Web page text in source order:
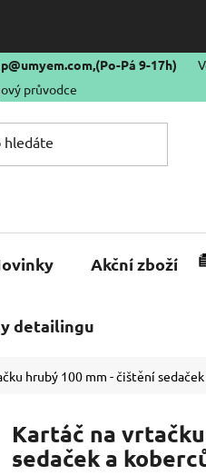
,(Po-Pá 9-17h)
průvodce
Akční zboží
detailingu
hrubý 100 mm - čištění
Kartáč na
sedaček a